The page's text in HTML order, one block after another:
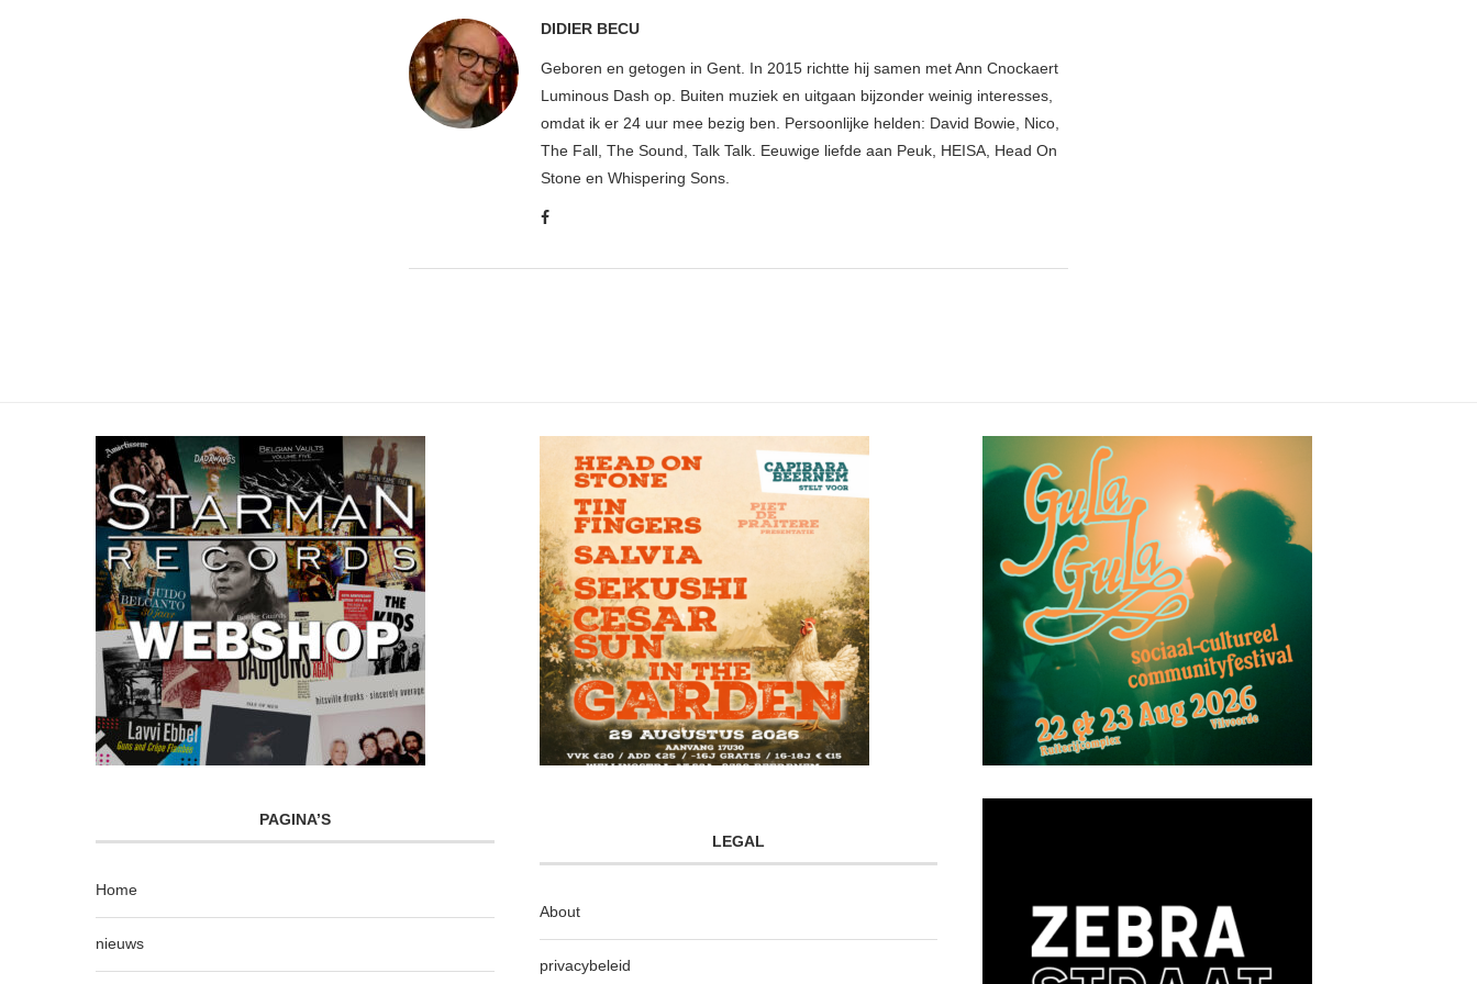
DIDIER BECU
Geboren en getogen in Gent. In 2015 richtte hij samen met Ann Cnockaert
Luminous Dash op. Buiten muziek en uitgaan bijzonder weinig interesses,
omdat ik er 24 uur mee bezig ben. Persoonlijke helden: David Bowie, Nico,
The Fall, The Sound, Talk Talk. Eeuwige liefde aan Peuk, HEISA, Head On
Stone en Whispering Sons.
PAGINA’S
Home
nieuws
LEGAL
About
privacybeleid